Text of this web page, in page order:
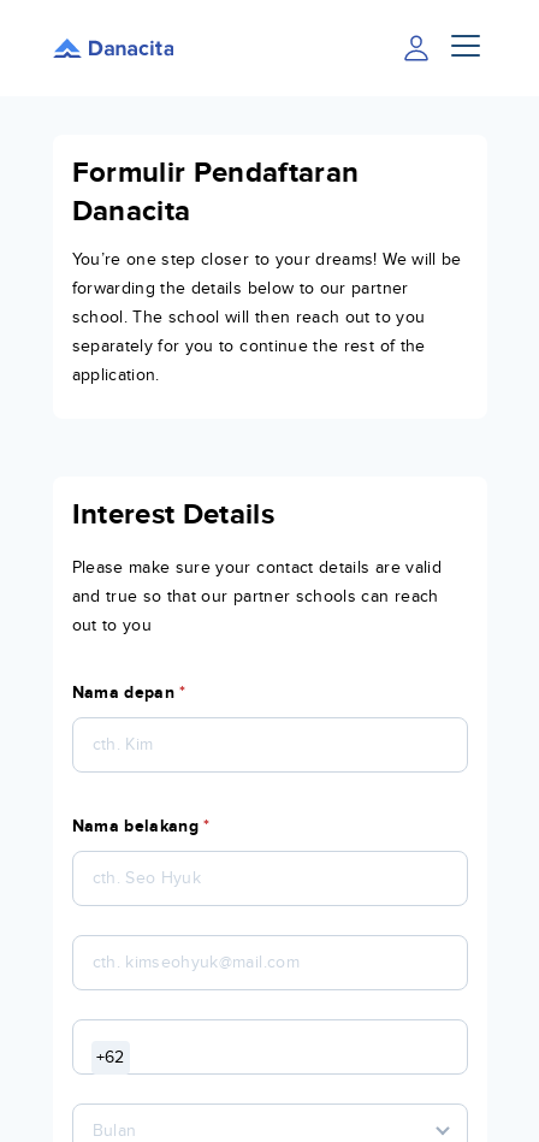
Formulir Pendaftaran
Danacita
You’re one step closer to your dreams! We will be
forwarding the details below to our partner
school. The school will then reach out to you
separately for you to continue the rest of the
application.
Interest Details
Please make sure your contact details are valid
and true so that our partner schools can reach
out to you
Nama depan *
Nama belakang *
+62
Bulan